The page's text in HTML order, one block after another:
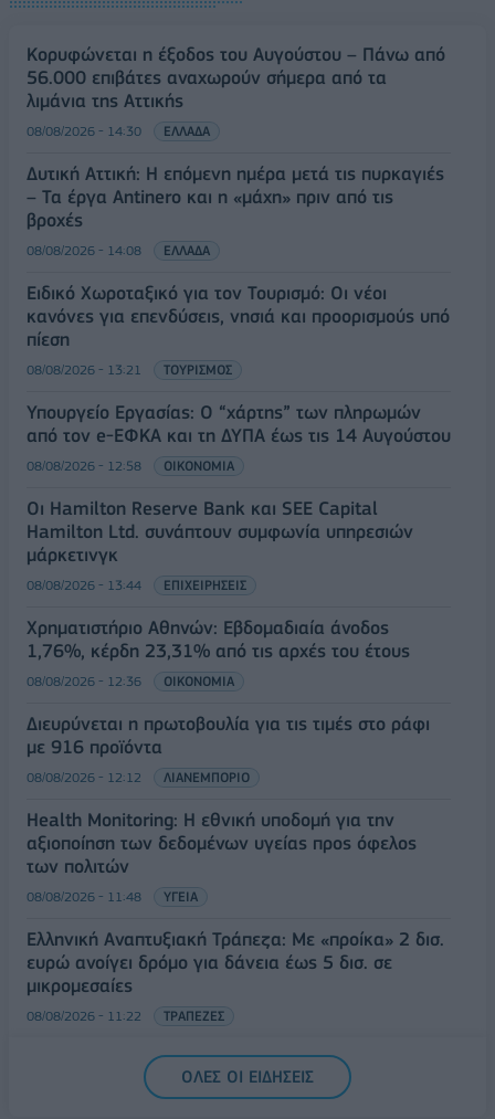
Κορυφώνεται η έξοδος του Αυγούστου – Πάνω από
56.000 επιβάτες αναχωρούν σήμερα από τα
λιμάνια της Αττικής
08/08/2026 - 14:30 ΕΛΛΑΔΑ
Δυτική Αττική: Η επόμενη ημέρα μετά τις πυρκαγιές
– Τα έργα Antinero και η «μάχη» πριν από τις
βροχές
08/08/2026 - 14:08 ΕΛΛΑΔΑ
Ειδικό Χωροταξικό για τον Τουρισμό: Οι νέοι
κανόνες για επενδύσεις, νησιά και προορισμούς υπό
πίεση
08/08/2026 - 13:21 ΤΟΥΡΙΣΜΟΣ
Υπουργείο Εργασίας: Ο “χάρτης” των πληρωμών
από τον e-ΕΦΚΑ και τη ΔΥΠΑ έως τις 14 Αυγούστου
08/08/2026 - 12:58 ΟΙΚΟΝΟΜΙΑ
Οι Hamilton Reserve Bank και SEE Capital
Hamilton Ltd. συνάπτουν συμφωνία υπηρεσιών
μάρκετινγκ
08/08/2026 - 13:44 ΕΠΙΧΕΙΡΗΣΕΙΣ
Χρηματιστήριο Αθηνών: Εβδομαδιαία άνοδος
1,76%, κέρδη 23,31% από τις αρχές του έτους
08/08/2026 - 12:36 ΟΙΚΟΝΟΜΙΑ
Διευρύνεται η πρωτοβουλία για τις τιμές στο ράφι
με 916 προϊόντα
08/08/2026 - 12:12 ΛΙΑΝΕΜΠΟΡΙΟ
Health Monitoring: Η εθνική υποδομή για την
αξιοποίηση των δεδομένων υγείας προς όφελος
των πολιτών
08/08/2026 - 11:48 ΥΓΕΙΑ
Ελληνική Αναπτυξιακή Τράπεζα: Με «προίκα» 2 δισ.
ευρώ ανοίγει δρόμο για δάνεια έως 5 δισ. σε
μικρομεσαίες
08/08/2026 - 11:22 ΤΡΑΠΕΖΕΣ
5G παντού, 6G στον ορίζοντα: Πού βρίσκεται η
Ελλάδα στη μεγάλη τεχνολογική μετάβαση
ΟΛΕΣ ΟΙ ΕΙΔΗΣΕΙΣ